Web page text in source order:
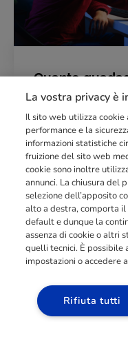
Quanto
stipendio,
Punto di riferimento di
professionaleorientata al
raggiunti e formati
03211992123
SCOPRI I
La vostra privacy è
Il sito web utilizza
performance e la
informazioni statistiche
fruizione del sito web
cookie sono inoltre
annunci. La chiusura del
selezione dell’apposito
alto a destra, comporta
default e dunque la
assenza di cookie o altri
quelli tecnici. È
impostazioni o accedere
Rifiuta tutti